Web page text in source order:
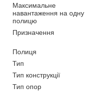
Максимальне
навантаження на одну
полицю
Призначення
Полиця
Тип
Тип конструкції
Тип опор